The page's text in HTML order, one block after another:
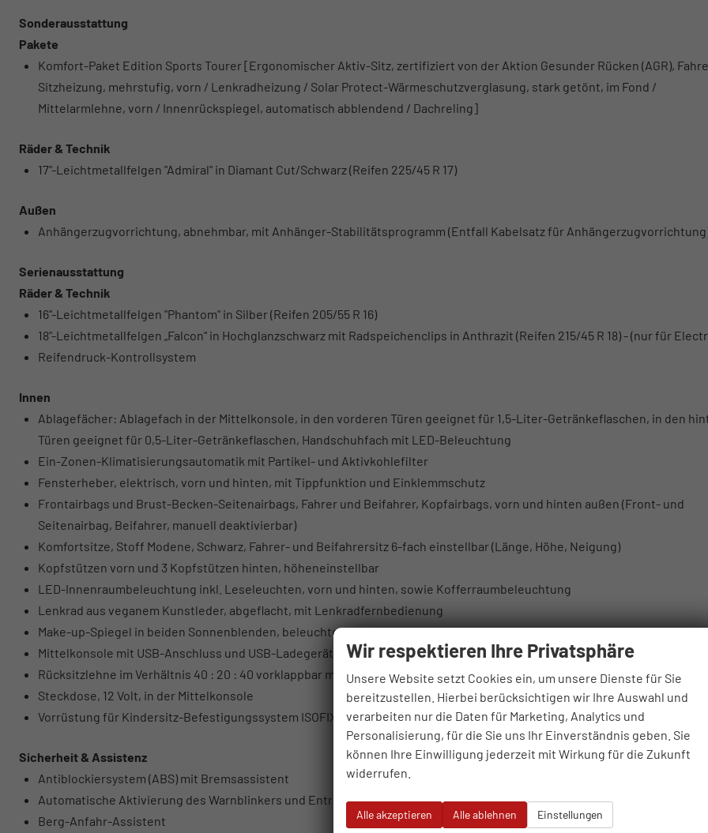
Sonderausstattung
Pakete
Komfort-Paket Edition Sports Tourer [Ergonomischer Aktiv-Sitz, zertifiziert von der Aktion Gesunder Rücken (AGR),
Sitzheizung, mehrstufig, vorn / Lenkradheizung / Solar Protect-Wärmeschutzverglasung, stark getönt, im Fond /
Mittelarmlehne, vorn / Innenrückspiegel, automatisch abblendend / Dachreling]
Räder & Technik
17"-Leichtmetallfelgen "Admiral" in Diamant Cut/Schwarz (Reifen 225/45 R 17)
Außen
Anhängerzugvorrichtung, abnehmbar, mit Anhänger-Stabilitätsprogramm (Entfall Kabelsatz für
Serienausstattung
Räder & Technik
16"-Leichtmetallfelgen "Phantom" in Silber (Reifen 205/55 R 16)
18"-Leichtmetallfelgen „Falcon“ in Hochglanzschwarz mit Radspeichenclips in Anthrazit (Reifen 215/45 R 18) - (nur für
Reifendruck-Kontrollsystem
Innen
Ablagefächer: Ablagefach in der Mittelkonsole, in den vorderen Türen geeignet für 1,5-Liter-Getränkeflaschen, in den
Türen geeignet für 0,5-Liter-Getränkeflaschen, Handschuhfach mit LED-Beleuchtung
Ein-Zonen-Klimatisierungsautomatik mit Partikel- und Aktivkohlefilter
Fensterheber, elektrisch, vorn und hinten, mit Tippfunktion und Einklemmschutz
Frontairbags und Brust-Becken-Seitenairbags, Fahrer und Beifahrer, Kopfairbags, vorn und hinten außen (Front- und
Seitenairbag, Beifahrer, manuell deaktivierbar)
Komfortsitze, Stoff Modene, Schwarz, Fahrer- und Beifahrersitz 6-fach einstellbar (Länge, Höhe, Neigung)
Kopfstützen vorn und 3 Kopfstützen hinten, höheneinstellbar
LED-Innenraumbeleuchtung inkl. Leseleuchten, vorn und hinten, sowie Kofferraumbeleuchtung
Lenkrad aus veganem Kunstleder, abgeflacht, mit Lenkradfernbedienung
Make-up-Spiegel in beiden Sonnenblenden, beleuchtet
Mittelkonsole mit USB-Anschluss und USB-Ladegerät, Getränkehalter, Staufächer
Rücksitzlehne im Verhältnis 40 : 20 : 40 vorklappbar mit Easy Fold Funktion
Steckdose, 12 Volt, in der Mittelkonsole
Vorrüstung für Kindersitz-Befestigungssystem ISOFIX inkl. Top Tether Befestigungsösen hinten außen
Sicherheit & Assistenz
Antiblockiersystem (ABS) mit Bremsassistent
Automatische Aktivierung des Warnblinkers und Entriegelung der Türen nach Auslösung von Airbag oder Gurtstraffer
Berg-Anfahr-Assistent
Wir respektieren Ihre Privatsphäre
Unsere Website setzt Cookies ein, um unsere Dienste für Sie
bereitzustellen. Hierbei berücksichtigen wir Ihre Auswahl und
verarbeiten nur die Daten für Marketing, Analytics und
Personalisierung, für die Sie uns Ihr Einverständnis geben. Sie
können Ihre Einwilligung jederzeit mit Wirkung für die Zukunft
widerrufen.
Alle akzeptieren Alle ablehnen Einstellungen